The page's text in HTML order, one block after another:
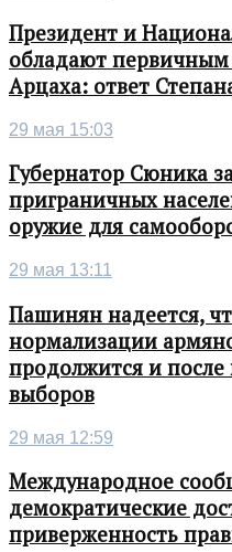
Президент и
обладают
Арцаха: ответ
29 мая 15:03
Губернатор Сюника
приграничных
оружие для
29 мая 13:11
Пашинян надеется,
нормализации
продолжится и
выборов
29 мая 12:59
Международное
демократические
приверженность